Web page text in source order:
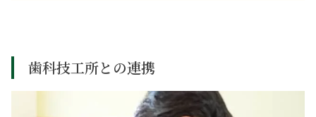
歯科技工所との連携